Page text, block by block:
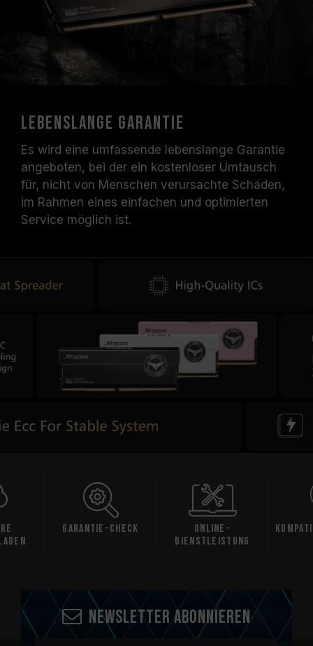
Lebenslange Garantie
Es wird eine umfassende lebenslange Garantie
angeboten, bei der ein kostenloser Umtausch
für, nicht von Menschen verursachte Schäden,
im Rahmen eines einfachen und optimierten
Service möglich ist.
Online-
Kompatibilitätsprüf
ung
Newsletter abonnieren